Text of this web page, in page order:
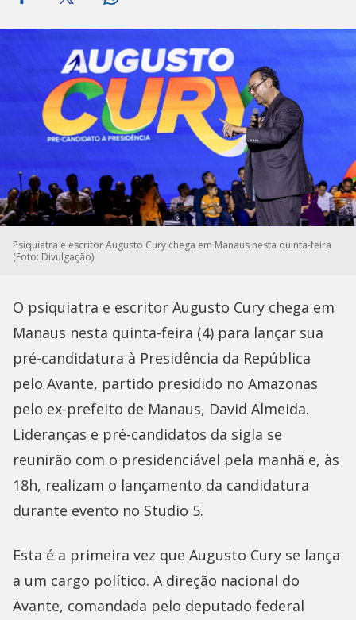
Psiquiatra e escritor Augusto Cury chega em Manaus nesta quinta-feira
(Foto: Divulgação)
O psiquiatra e escritor Augusto Cury chega em
Manaus nesta quinta-feira (4) para lançar sua
pré-candidatura à Presidência da República
pelo Avante, partido presidido no Amazonas
pelo ex-prefeito de Manaus, David Almeida.
Lideranças e pré-candidatos da sigla se
reunirão com o presidenciável pela manhã e, às
18h, realizam o lançamento da candidatura
durante evento no Studio 5.
Esta é a primeira vez que Augusto Cury se lança
a um cargo político. A direção nacional do
Avante, comandada pelo deputado federal